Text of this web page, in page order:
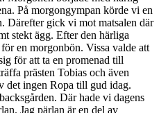
På morgongympan körde vi en
Därefter gick vi mot matsalen där
stekt ägg. Efter den härliga
en morgonbön. Vissa valde att
för att ta en promenad till
prästen Tobias och även
det ingen Ropa till gud idag.
Där hade vi dagens
Jag pärlan är en del av